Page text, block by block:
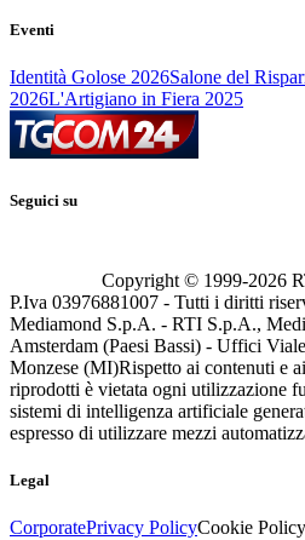
Eventi
Identità Golose 2026Salone del
2026L'Artigiano in Fiera 2025
Seguici su
Copyright © 1999-2026
P.Iva 03976881007 - Tutti i diritti
Mediamond S.p.A. - RTI S.p.A.,
Amsterdam (Paesi Bassi) - Uffici
Monzese (MI)Rispetto ai contenuti e
riprodotti è vietata ogni utilizzazione
sistemi di intelligenza artificiale
espresso di utilizzare mezzi
Legal
CorporatePrivacy PolicyCookie Policy